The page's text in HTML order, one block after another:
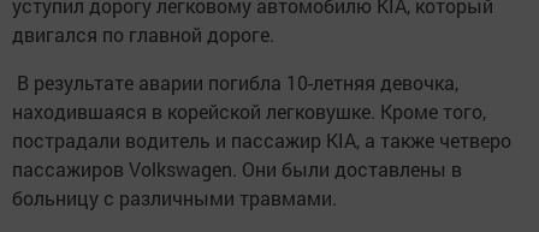
уступил дорогу легковому автомобилю KIA, который
двигался по главной дороге.
В результате аварии погибла 10-летняя девочка,
находившаяся в корейской легковушке. Кроме того,
пострадали водитель и пассажир KIA, а также четверо
пассажиров Volkswagen. Они были доставлены в
больницу с различными травмами.